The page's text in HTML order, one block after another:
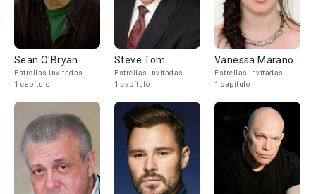
Sean O'Bryan
Estrellas Invitadas
1 capítulo
Steve Tom
Estrellas Invitadas
1 capítulo
Vanessa Marano
Estrellas Invitadas
1 capítulo